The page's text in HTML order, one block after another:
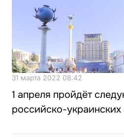
31 марта 2022 08:42
1 апреля пройдёт
российско-